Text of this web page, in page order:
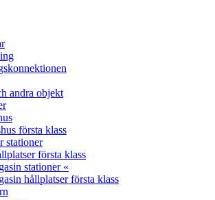
andra objekt
första klass
stationer
första klass
stationer «
hållplatser första klass